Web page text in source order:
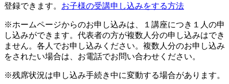
登録できます。 お子様の受講申し込みをする方法
※ホームページからのお申し込みは、１講座につき１人の申
し込みができます。代表者の方が複数人分の申し込みはでき
ません。各人でお申し込みください。複数人分のお申し込み
をされたい場合は、お電話でお問い合わせください。
※残席状況は申し込み手続き中に変動する場合があります。